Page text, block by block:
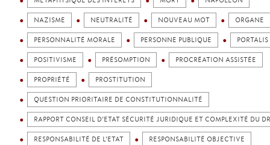
NAZISME NEUTRALITÉ NOUVEAU MOT ORGANE
PERSONNALITÉ MORALE PERSONNE PUBLIQUE PORTALIS
POSITIVISME PRÉSOMPTION PROCRÉATION ASSISTÉE
PROPRIÉTÉ PROSTITUTION
QUESTION PRIORITAIRE DE CONSTITUTIONNALITÉ
RAPPORT CONSEIL D’ETAT SÉCURITÉ JURIDIQUE ET COMPLEXITÉ DU
RESPONSABILITÉ DE L’ETAT RESPONSABILITÉ OBJECTIVE